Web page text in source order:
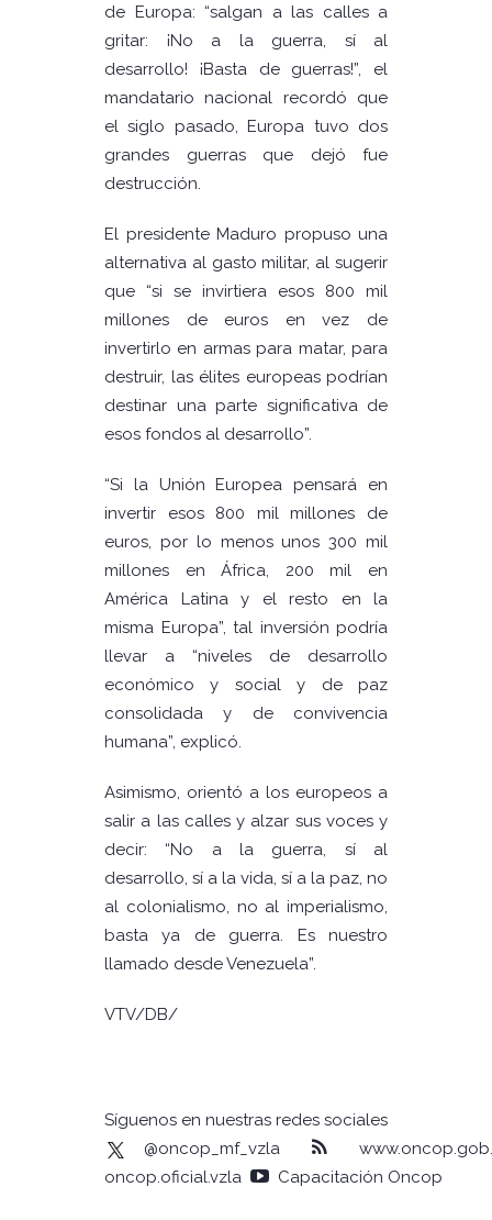
de Europa: “salgan a las calles a
gritar: ¡No a la guerra, sí al
desarrollo! ¡Basta de guerras!”, el
mandatario nacional recordó que
el siglo pasado, Europa tuvo dos
grandes guerras que dejó fue
destrucción.
El presidente Maduro propuso una
alternativa al gasto militar, al sugerir
que “si se invirtiera esos 800 mil
millones de euros en vez de
invertirlo en armas para matar, para
destruir, las élites europeas podrían
destinar una parte significativa de
esos fondos al desarrollo”.
“Si la Unión Europea pensará en
invertir esos 800 mil millones de
euros, por lo menos unos 300 mil
millones en África, 200 mil en
América Latina y el resto en la
misma Europa”, tal inversión podría
llevar a “niveles de desarrollo
económico y social y de paz
consolidada y de convivencia
humana”, explicó.
Asimismo, orientó a los europeos a
salir a las calles y alzar sus voces y
decir: “No a la guerra, sí al
desarrollo, sí a la vida, sí a la paz, no
al colonialismo, no al imperialismo,
basta ya de guerra. Es nuestro
llamado desde Venezuela”.
VTV/DB/
Síguenos en nuestras redes sociales
@oncop_mf_vzla
oncop.oficial.vzla
Capacitación Oncop